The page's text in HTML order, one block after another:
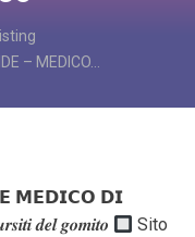
– MEDICO…
𝗠𝗘𝗗𝗜𝗖𝗢 𝗗𝗜
𝒅𝒆𝒍 𝒈𝒐𝒎𝒊𝒕𝒐
Sito